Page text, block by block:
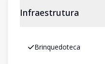
Infraestrutura
Brinquedoteca